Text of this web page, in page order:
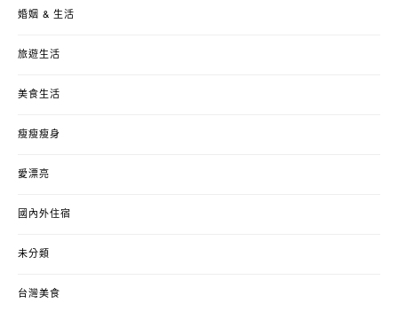
婚姻 & 生活
旅遊生活
美食生活
瘦瘦瘦身
愛漂亮
國內外住宿
未分類
台灣美食